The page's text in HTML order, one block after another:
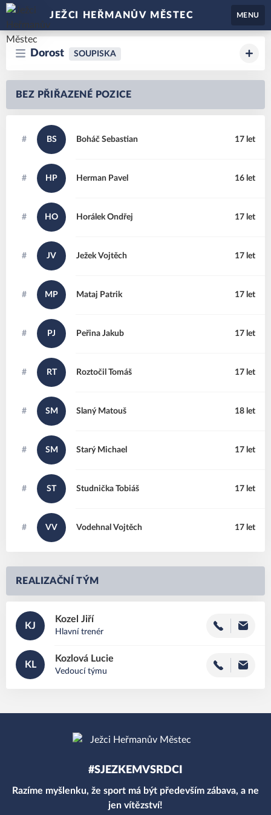
JEŽCI HEŘMANŮV MĚSTEC MENU
Dorost SOUPISKA
REALIZAČNÍ TÝM
KJ
Jiří
Kozel
Hlavní trenér
KL
Lucie
Kozlová
Vedoucí týmu
BEZ PŘIŘAZENÉ POZICE
# BS Sebastian
Boháč 17 let
# HP Pavel
Herman 16 let
# HO Ondřej
Horálek 17 let
# JV Vojtěch
Ježek 17 let
# MP Patrik
Mataj 17 let
# PJ Jakub
Peřina 17 let
# RT Tomáš
Roztočil 17 let
# SM Matouš
Slaný 18 let
# SM Michael
Starý 17 let
# ST Tobiáš
Studnička 17 let
# VV Vojtěch
Vodehnal 17 let
#SJEZKEMVSRDCI
Razíme myšlenku, že sport má být především zábava, a ne
jen vítězství!